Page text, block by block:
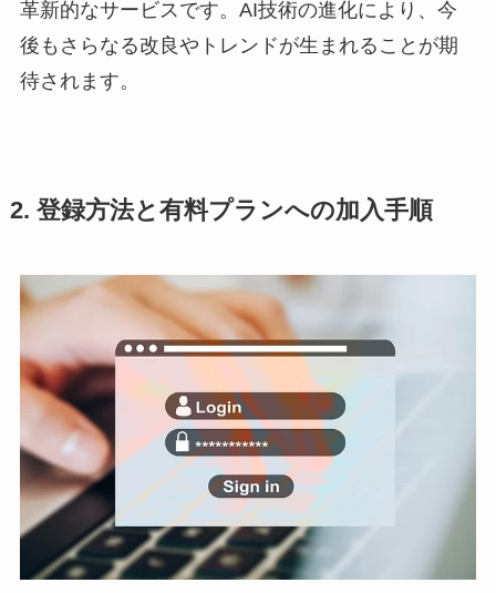
革新的なサービスです。AI技術の進化により、今
後もさらなる改良やトレンドが生まれることが期
待されます。
2. 登録方法と有料プランへの加入手順